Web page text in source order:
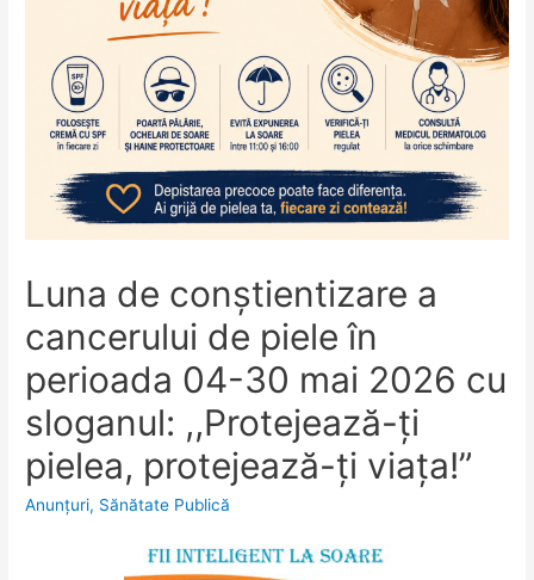
Luna de conștientizare a
cancerului de piele în
perioada 04-30 mai 2026 cu
sloganul: ,,Protejează-ți
pielea, protejează-ți viața!”
Anunţuri, Sănătate Publică